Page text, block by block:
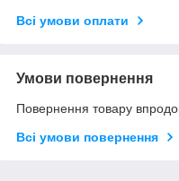
Всі умови оплати
Умови повернення
Повернення товару
Всі умови повернення